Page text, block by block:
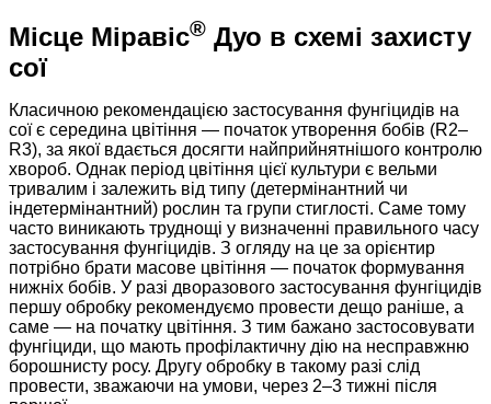
Місце Міравіс® Дуо в схемі захисту
сої
Класичною рекомендацією застосування фунгіцидів на
сої є середина цвітіння — початок утворення бобів (R2–
R3), за якої вдається досягти найприйнятнішого контролю
хвороб. Однак період цвітіння цієї культури є вельми
тривалим і залежить від типу (детермінантний чи
індетермінантний) рослин та групи стиглості. Саме тому
часто виникають труднощі у визначенні правильного часу
застосування фунгіцидів. З огляду на це за орієнтир
потрібно брати масове цвітіння — початок формування
нижніх бобів. У разі дворазового застосування фунгіцидів
першу обробку рекомендуємо провести дещо раніше, а
саме — на початку цвітіння. З тим бажано застосовувати
фунгіциди, що мають профілактичну дію на несправжню
борошнисту росу. Другу обробку в такому разі слід
провести, зважаючи на умови, через 2–3 тижні після